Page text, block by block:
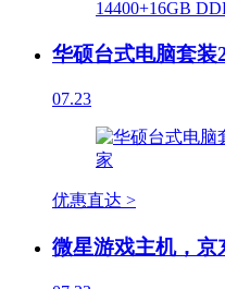
华硕台式电脑套装
07.23
优惠直达 >
微星游戏主机，京